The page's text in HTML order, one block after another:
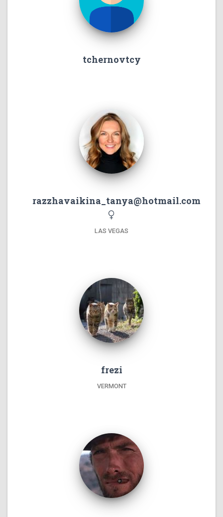
tchernovtcy
razzhavaikina_tanya@hotmail.com
LAS VEGAS
frezi
VERMONT